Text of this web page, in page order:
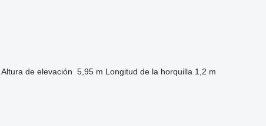
Altura de elevación 5,95 m Longitud de la horquilla 1,2 m